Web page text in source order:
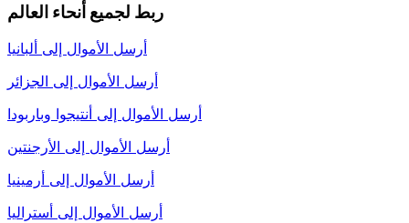
ربط لجميع أنحاء العالم
أرسل الأموال إلى ألبانيا
أرسل الأموال إلى الجزائر
أرسل الأموال إلى أنتيجوا وباربودا
أرسل الأموال إلى الأرجنتين
أرسل الأموال إلى أرمينيا
أرسل الأموال إلى أستراليا